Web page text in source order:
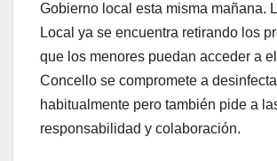
Gobierno local esta misma mañana.
Local ya se encuentra retirando los
que los menores puedan acceder a
Concello se compromete a
habitualmente pero también pide a
responsabilidad y colaboración.